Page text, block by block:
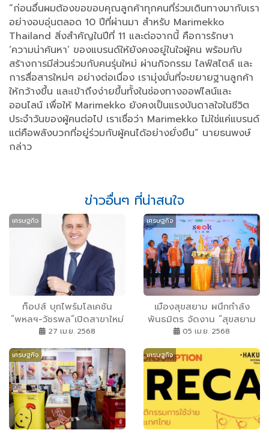
“ก่อนอื่นผมต้องขอขอบคุณลูกค้าทุกคนที่ร่วมเดินทางมากับเรา
อย่างอบอุ่นตลอด 10 ปีที่ผ่านมา สำหรับ Marimekko
Thailand สิ่งสำคัญในปีที่ 11 และต่อจากนี้ คือการรักษา
‘ความน่าค้นหา’ ของแบรนด์ให้ยังคงอยู่ในใจผู้คน พร้อมกับ
สร้างการมีส่วนร่วมกับคนรุ่นใหม่ ผ่านกิจกรรม ไลฟ์สไตล์ และ
การสื่อสารใหม่ๆ อย่างต่อเนื่อง เรามุ่งมั่นที่จะขยายฐานลูกค้า
ให้กว้างขึ้น และเข้าถึงง่ายขึ้นทั้งในช่องทางออฟไลน์และ
ออนไลน์ เพื่อให้ Marimekko ยังคงเป็นแรงบันดาลใจในชีวิต
ประจำวันของผู้คนต่อไป เราเชื่อว่า Marimekko ไม่ใช่แค่แบรนด์
แต่คือพลังบวกที่อยู่ร่วมกับผู้คนได้อย่างยั่งยืน” นายธนพงษ์
กล่าว
ข่าวอื่นๆ ที่น่าสนใจ
เศรษฐกิจ
ท็อปส์ บุกไพร์มโลเคชัน
“พหลฯ-วัชรพล”เปิดสาขาใหม่
“มาร์เก็ตเพลส เทพรักษ์” เจาะ
กลุ่มกำลังซื้อสูง
27 เม.ย. 2568
เศรษฐกิจ
เมืองสุขสยาม ผนึกกำลัง
พันธมิตร จัดงาน “สุขสยาม
มหาสงกรานต์ มหาสนุก” จัด
แบบไทย วันนี้ – 17 เม.ย. ณ
เมืองสุขสยาม ชั้น G ไอคอน
สยาม
05 เม.ย. 2568
เศรษฐกิจ เศรษฐกิจ